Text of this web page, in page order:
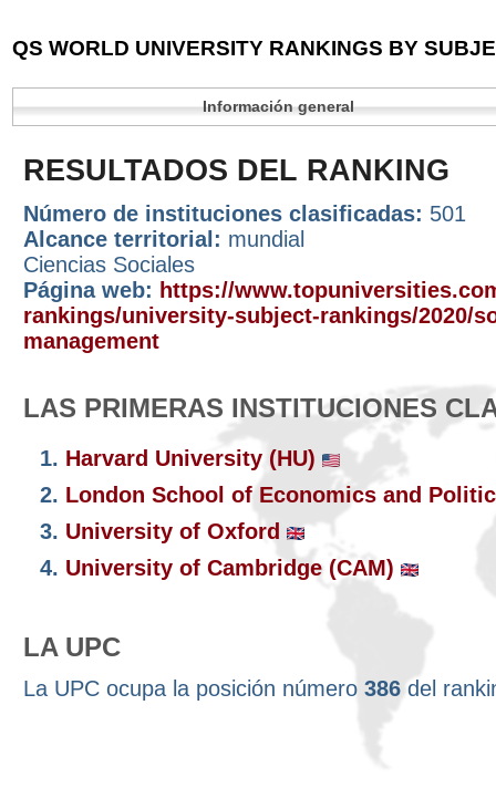
QS WORLD UNIVERSITY RANKINGS BY
Información general
RESULTADOS DEL RANKING
Número de instituciones clasificadas: 501
Alcance territorial: mundial
Ciencias Sociales
Página web: https://
rankings/university-subject-rankings/2020/
management
LAS PRIMERAS INSTITUCIONES
1. Harvard University (HU)
2. London School of Economics and
3. University of Oxford
4. University of Cambridge (CAM)
LA UPC
La UPC ocupa la posición número 386 del